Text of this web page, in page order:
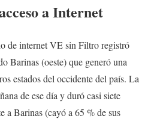
a Internet
de internet VE sin Filtro registró
Barinas (oeste) que generó una
estados del occidente del país. La
de ese día y duró casi siete
a Barinas (cayó a 65 % de sus